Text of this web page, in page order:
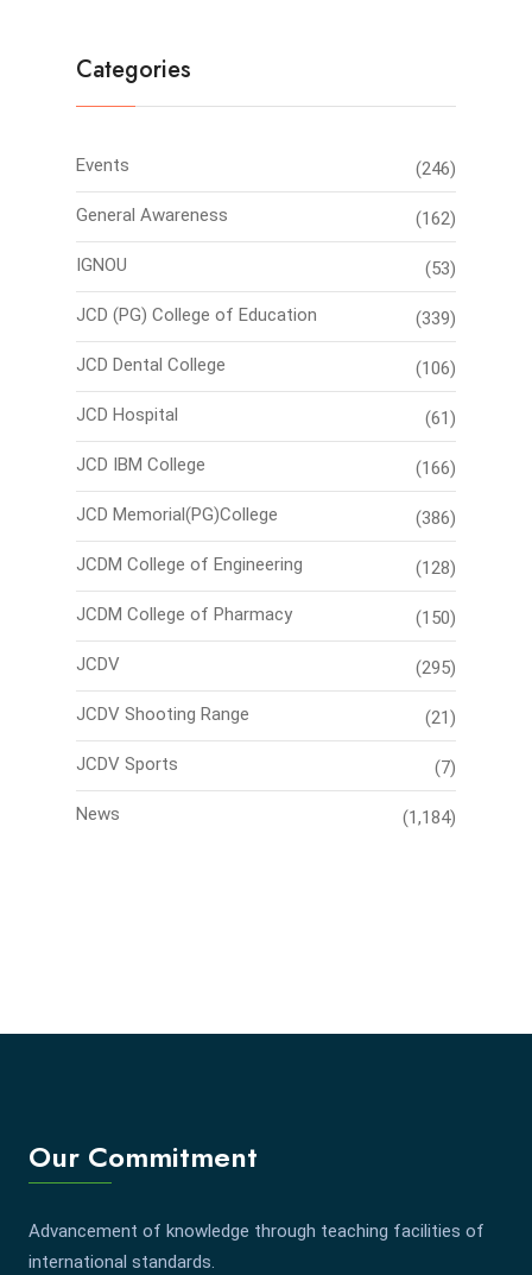
Categories
Events (246)
General Awareness (162)
IGNOU (53)
JCD (PG) College of Education (339)
JCD Dental College (106)
JCD Hospital (61)
JCD IBM College (166)
JCD Memorial(PG)College (386)
JCDM College of Engineering (128)
JCDM College of Pharmacy (150)
JCDV (295)
JCDV Shooting Range (21)
JCDV Sports (7)
News (1,184)
Our Commitment
Advancement of knowledge through teaching facilities of
international standards.